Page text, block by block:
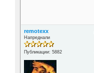
remotexx
Напреднали
Публикации: 5882